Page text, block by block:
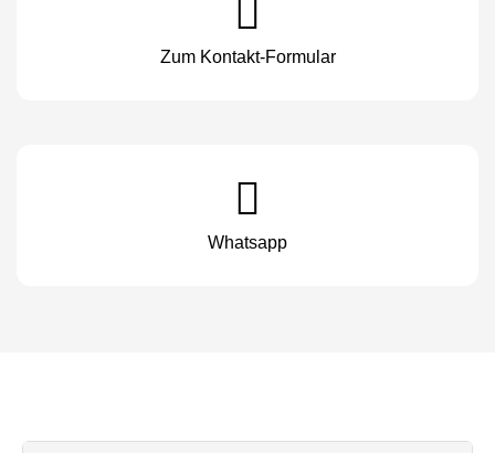
Zum Kontakt-Formular
Whatsapp